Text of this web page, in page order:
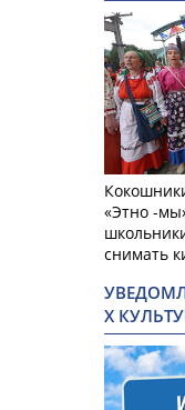
«Этно -
снимать
Х